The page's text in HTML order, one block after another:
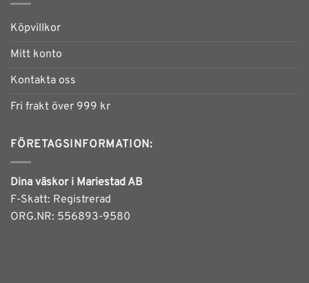
Köpvillkor
Mitt konto
Kontakta oss
Fri frakt över 999 kr
FÖRETAGSINFORMATION:
Dina väskor i Mariestad AB
F-Skatt: Registrerad
ORG.NR: 556893-9580